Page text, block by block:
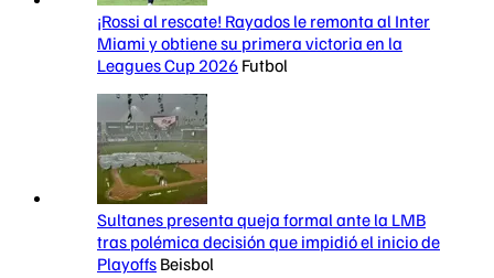
¡Rossi al rescate! Rayados le remonta al Inter
Miami y obtiene su primera victoria en la
Leagues Cup 2026 Futbol
Sultanes presenta queja formal ante la LMB
tras polémica decisión que impidió el inicio de
Playoffs Beisbol